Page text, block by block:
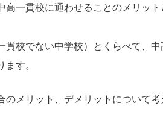
一貫校に通わせることのメリット
貫校でない中学校）とくらべて、
す。
メリット、デメリットについて考